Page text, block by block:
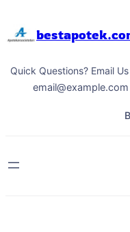
Quick Questions? Email Us
email@example.com